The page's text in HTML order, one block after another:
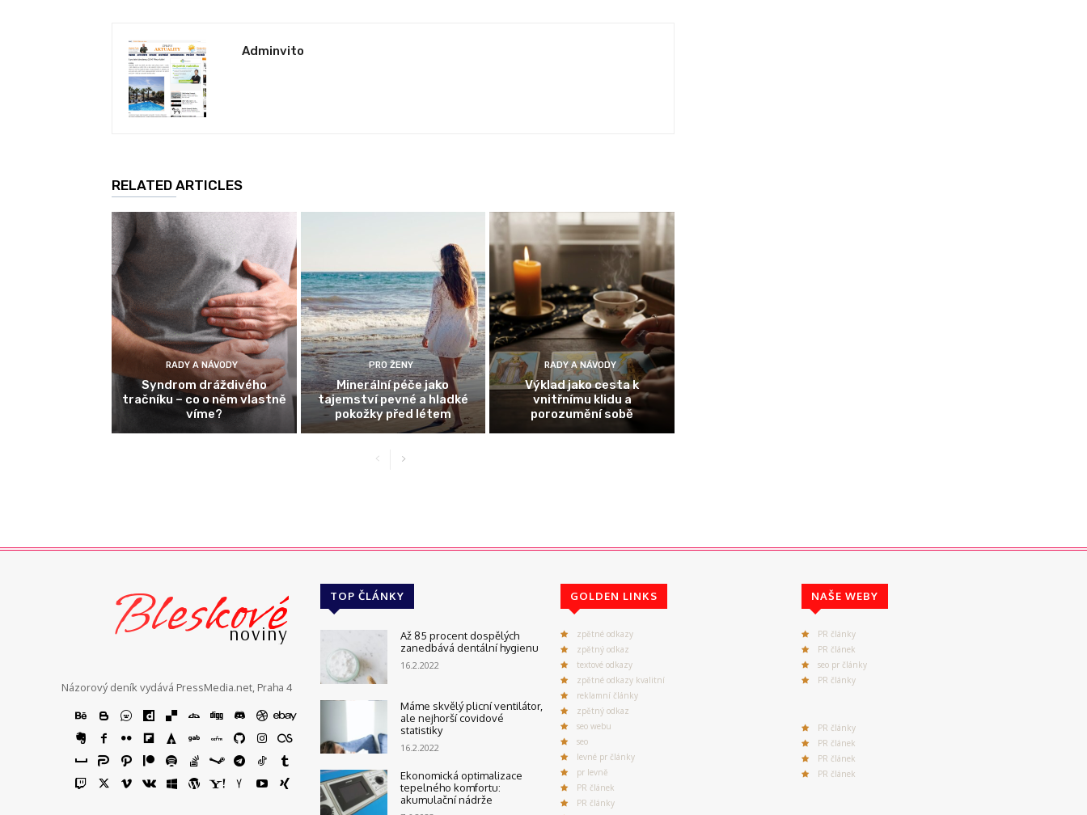
Adminvito
RELATED ARTICLES
RADY A NÁVODY
Syndrom dráždivého
tračníku – co o něm vlastně
víme?
PRO ŽENY
Minerální péče jako
tajemství pevné a hladké
pokožky před létem
RADY A NÁVODY
Výklad jako cesta k
vnitřnímu klidu a
porozumění sobě
Bleskové
noviny
Názorový deník vydává PressMedia.net, Praha 4
TOP ČLÁNKY
Až 85 procent dospělých
zanedbává dentální hygienu
16.2.2022
Máme skvělý plicní ventilátor,
ale nejhorší covidové
statistiky
16.2.2022
Ekonomická optimalizace
tepelného komfortu:
akumulační nádrže
GOLDEN LINKS
zpětné odkazy
zpětný odkaz
textové odkazy
zpětné odkazy kvalitní
reklamní články
zpětný odkaz
seo webu
seo
levné pr články
pr levně
PR článek
PR články
NAŠE WEBY
PR články
PR článek
seo pr články
PR články
PR články
PR článek
PR článek
PR článek